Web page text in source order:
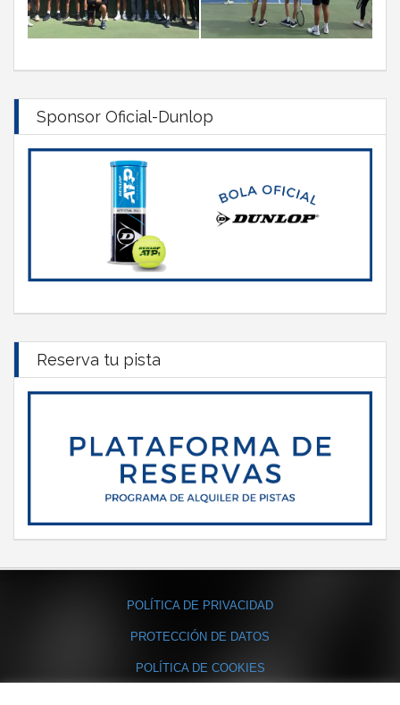
Sponsor Oficial-Dunlop
Reserva tu pista
POLÍTICA DE PRIVACIDAD
PROTECCIÓN DE DATOS
POLÍTICA DE COOKIES